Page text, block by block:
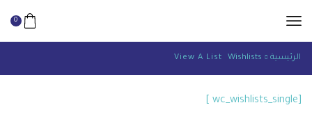
0
الرئيسية Wishlists
View A List
[wc_wishlists_single ]